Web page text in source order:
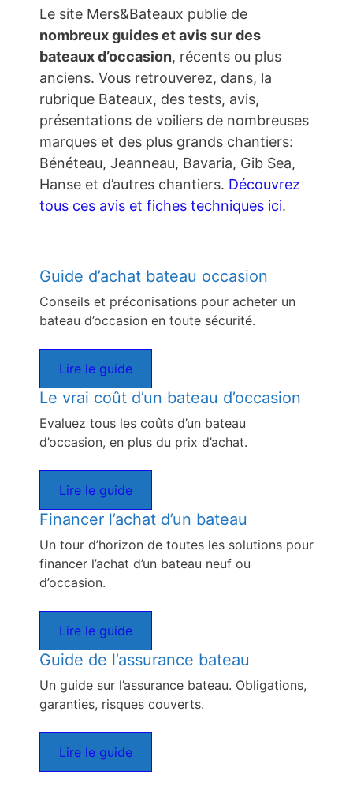
Le site Mers&Bateaux publie de
nombreux guides et avis sur des
bateaux d’occasion, récents ou plus
anciens. Vous retrouverez, dans, la
rubrique Bateaux, des tests, avis,
présentations de voiliers de nombreuses
marques et des plus grands chantiers:
Bénéteau, Jeanneau, Bavaria, Gib Sea,
Hanse et d’autres chantiers. Découvrez
tous ces avis et fiches techniques ici.
Guide d’achat bateau occasion
Conseils et préconisations pour acheter un
bateau d’occasion en toute sécurité.
Lire le guide
Le vrai coût d’un bateau d’occasion
Evaluez tous les coûts d’un bateau
d’occasion, en plus du prix d’achat.
Lire le guide
Financer l’achat d’un bateau
Un tour d’horizon de toutes les solutions pour
financer l’achat d’un bateau neuf ou
d’occasion.
Lire le guide
Guide de l’assurance bateau
Un guide sur l’assurance bateau. Obligations,
garanties, risques couverts.
Lire le guide